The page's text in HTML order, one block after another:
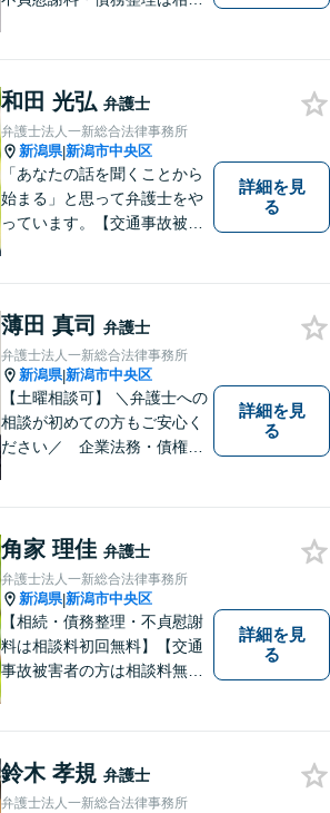
く）】
和田 光弘 弁護士
弁護士法人一新総合法律事務所
新潟県|新潟市中央区
「あなたの話を聞くことから
始まる」と思って弁護士をや
っています。【交通事故被害
災・不貞慰謝料は相談料初回
無料】【顧問先企業300社以
上】
詳細を見
る
薄田 真司 弁護士
弁護士法人一新総合法律事務所
新潟県|新潟市中央区
【土曜相談可】 ＼弁護士への
相談が初めての方もご安心く
ださい／ 企業法務・債権回
理・不貞慰謝料は相談料初回
無料】
詳細を見
る
角家 理佳 弁護士
弁護士法人一新総合法律事務所
新潟県|新潟市中央区
【相続・債務整理・不貞慰謝
料は相談料初回無料】【交通
事故被害者の方は相談料無料
るため日々研鑽を積んでいま
す
詳細を見
る
鈴木 孝規 弁護士
弁護士法人一新総合法律事務所